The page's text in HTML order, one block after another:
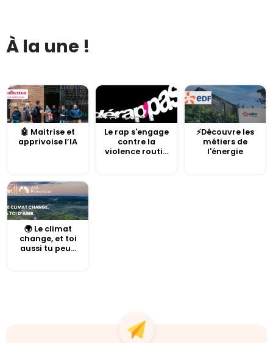
À la une !
🤖 Maitrise et
apprivoise l’IA
Le rap s'engage
contre la
violence routi...
⚡Découvre les
métiers de
l'énergie
🌍 Le climat
change, et toi
aussi tu peu...